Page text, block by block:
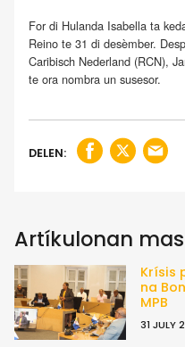
For di Hulanda Isabella ta
Reino te 31 di desèmber.
Caribisch Nederland (RCN),
te ora nombra un susesor.
DELEN:
Artíkulonan
Krísis
na
MPB
31 JULY